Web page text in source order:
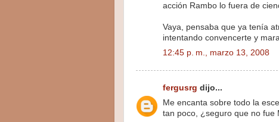
acción Rambo lo fuera de
Vaya, pensaba que ya tenía
intentando convencerte y
12:45 p. m., marzo 13, 2008
fergusrg dijo...
Me encanta sobre todo la
tan poco, ¿seguro que no fue